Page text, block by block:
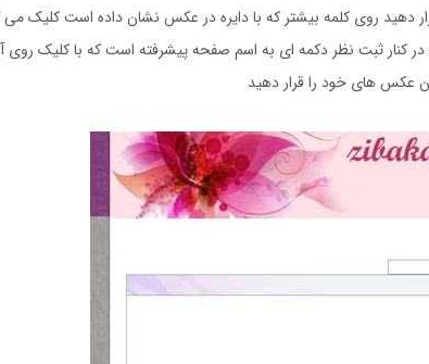
دهید روی کلمه بیشتر که با دایره در عکس نشان داده است کلیک می
کنار ثبت نظر دکمه ای به اسم صفحه پیشرفته است که با کلیک
عکس های خود را قرار دهید